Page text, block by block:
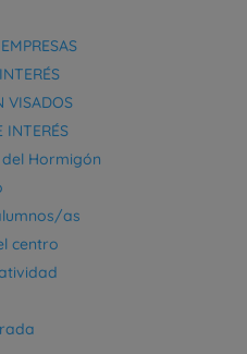
VISADOS
INTERÉS
Hormigón
as
centro